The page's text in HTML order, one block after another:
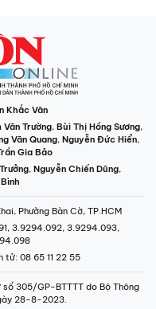
Khắc Văn
Văn Trường, Bùi Thị Hồng Sương,
Văn Quang, Nguyễn Đức Hiển,
Gia Bảo
, Nguyễn Chiến Dũng,
Phường Bàn Cờ, TP.HCM
3.9294.092, 3.9294.093,
tử: 08 65 11 22 55
305/GP-BTTTT do Bộ Thông
28-8-2023.